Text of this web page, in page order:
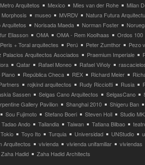
Metro Arquitetos Mexico Mies van der Rohe
Milan
Morphosis museo MVRDV
Natura Futura
Arquitetos Norisada Maeda Norman Foster
Eliasson OMA OMA - Rem Koolhaas
Ordos 100
Peris + Toral arquitectes Perú Peter Zumthor
Pezo
Palacios Arquitectos Asociados Praemium Imperiale
Qatar Rafael Moneo Rafael Viñoly
República Checa REX Richard Meier
rojkind arquitectos Rudy Ricciotti Rusia
Sassen Selgas Cano Arquitectos SelgasCano
Gallery Pavilion Shanghai 2010
Shigeru Ban
Sou Fujimoto Stefano Boeri Steven Holl
Studio
Tadao Ando Tailandia Taiwan Tatiana Bilbao
Tokio Toyo Ito Turquia Universidad UNStudio
Arquitectos vivienda vivienda unifamiliar
viviendas
Zaha Hadid Zaha Hadid Architects